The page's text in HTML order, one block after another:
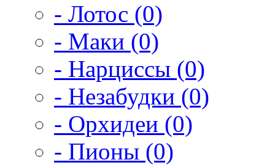
- Лотос (0)
- Маки (0)
- Нарциссы (0)
- Незабудки (0)
- Орхидеи (0)
- Пионы (0)